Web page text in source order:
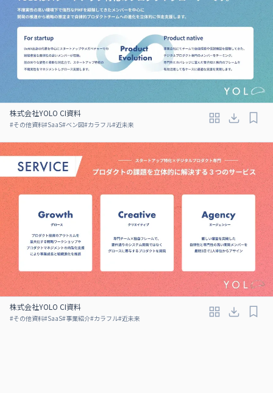
株式会社YOLO CI資料
#その他資料#SaaS#ベン図#カラフル#近未来
株式会社YOLO CI資料
#その他資料#SaaS#事業紹介#カラフル#近未来